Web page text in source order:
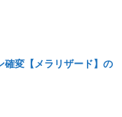
確変【メラリザード】の